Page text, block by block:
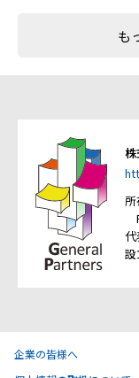
も
設
企業の皆様へ